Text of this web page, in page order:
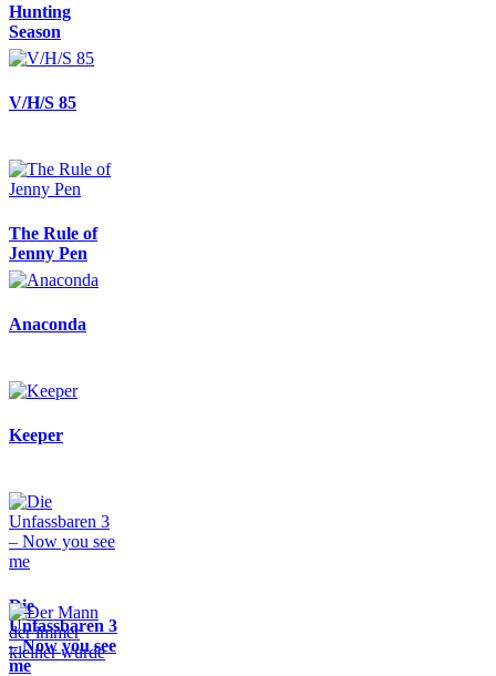
Hunting
Season
V/H/S 85
The Rule of
Jenny Pen
Anaconda
Keeper
Die
Unfassbaren 3
– Now you see
me